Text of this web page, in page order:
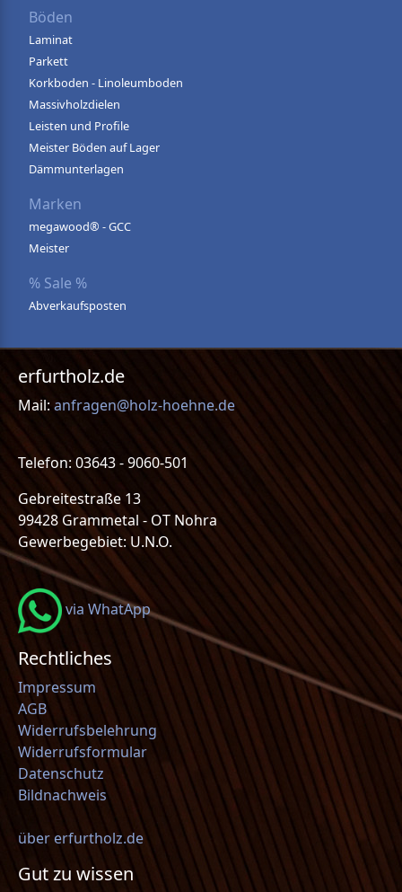
Böden
Laminat
Parkett
Korkboden - Linoleumboden
Massivholzdielen
Leisten und Profile
Meister Böden auf Lager
Dämmunterlagen
Marken
megawood® - GCC
Meister
% Sale %
Abverkaufsposten
erfurtholz.de
Mail: anfragen@holz-hoehne.de
Telefon: 03643 - 9060-501
Gebreitestraße 13
99428 Grammetal - OT Nohra
Gewerbegebiet: U.N.O.
via WhatApp
Rechtliches
Impressum
AGB
Widerrufsbelehrung
Widerrufsformular
Datenschutz
Bildnachweis
über erfurtholz.de
Gut zu wissen